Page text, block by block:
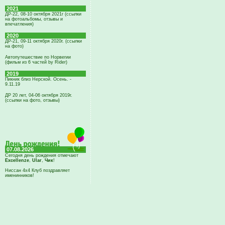
2021
ДР-22, 08-10 октября 2021г (ссылки
на фотоальбомы, отзывы и
впечатления)
2020
ДР-21, 09-11 октября 2020г. (ссылки
на фото)
Автопутешествие по Норвегии
(фильм из 6 частей by Rider)
2019
Пикник близ Нерской. Осень. -
9.11.19
ДР 20 лет, 04-06 октября 2019г.
(ссылки на фото, отзывы)
07.08.2026
Сегодня день рождения отмечают
Excellenze, Ular, Чик!
Ниссан 4х4 Клуб поздравляет
именинников!